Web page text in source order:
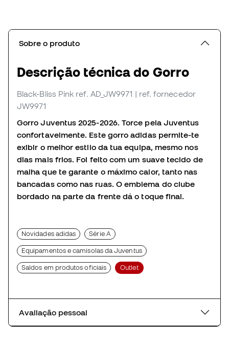
Sobre o produto
Descrição técnica do Gorro
Black-Bliss Pink ref. AD_JW9971 | ref. fornecedor
JW9971
Gorro Juventus 2025-2026. Torce pela Juventus
confortavelmente. Este gorro adidas permite-te
exibir o melhor estilo da tua equipa, mesmo nos
dias mais frios. Foi feito com um suave tecido de
malha que te garante o máximo calor, tanto nas
bancadas como nas ruas. O emblema do clube
bordado na parte da frente dá o toque final.
Novidades adidas Série A
Equipamentos e camisolas da Juventus
Saldos em produtos oficiais Outlet
Avaliação pessoal